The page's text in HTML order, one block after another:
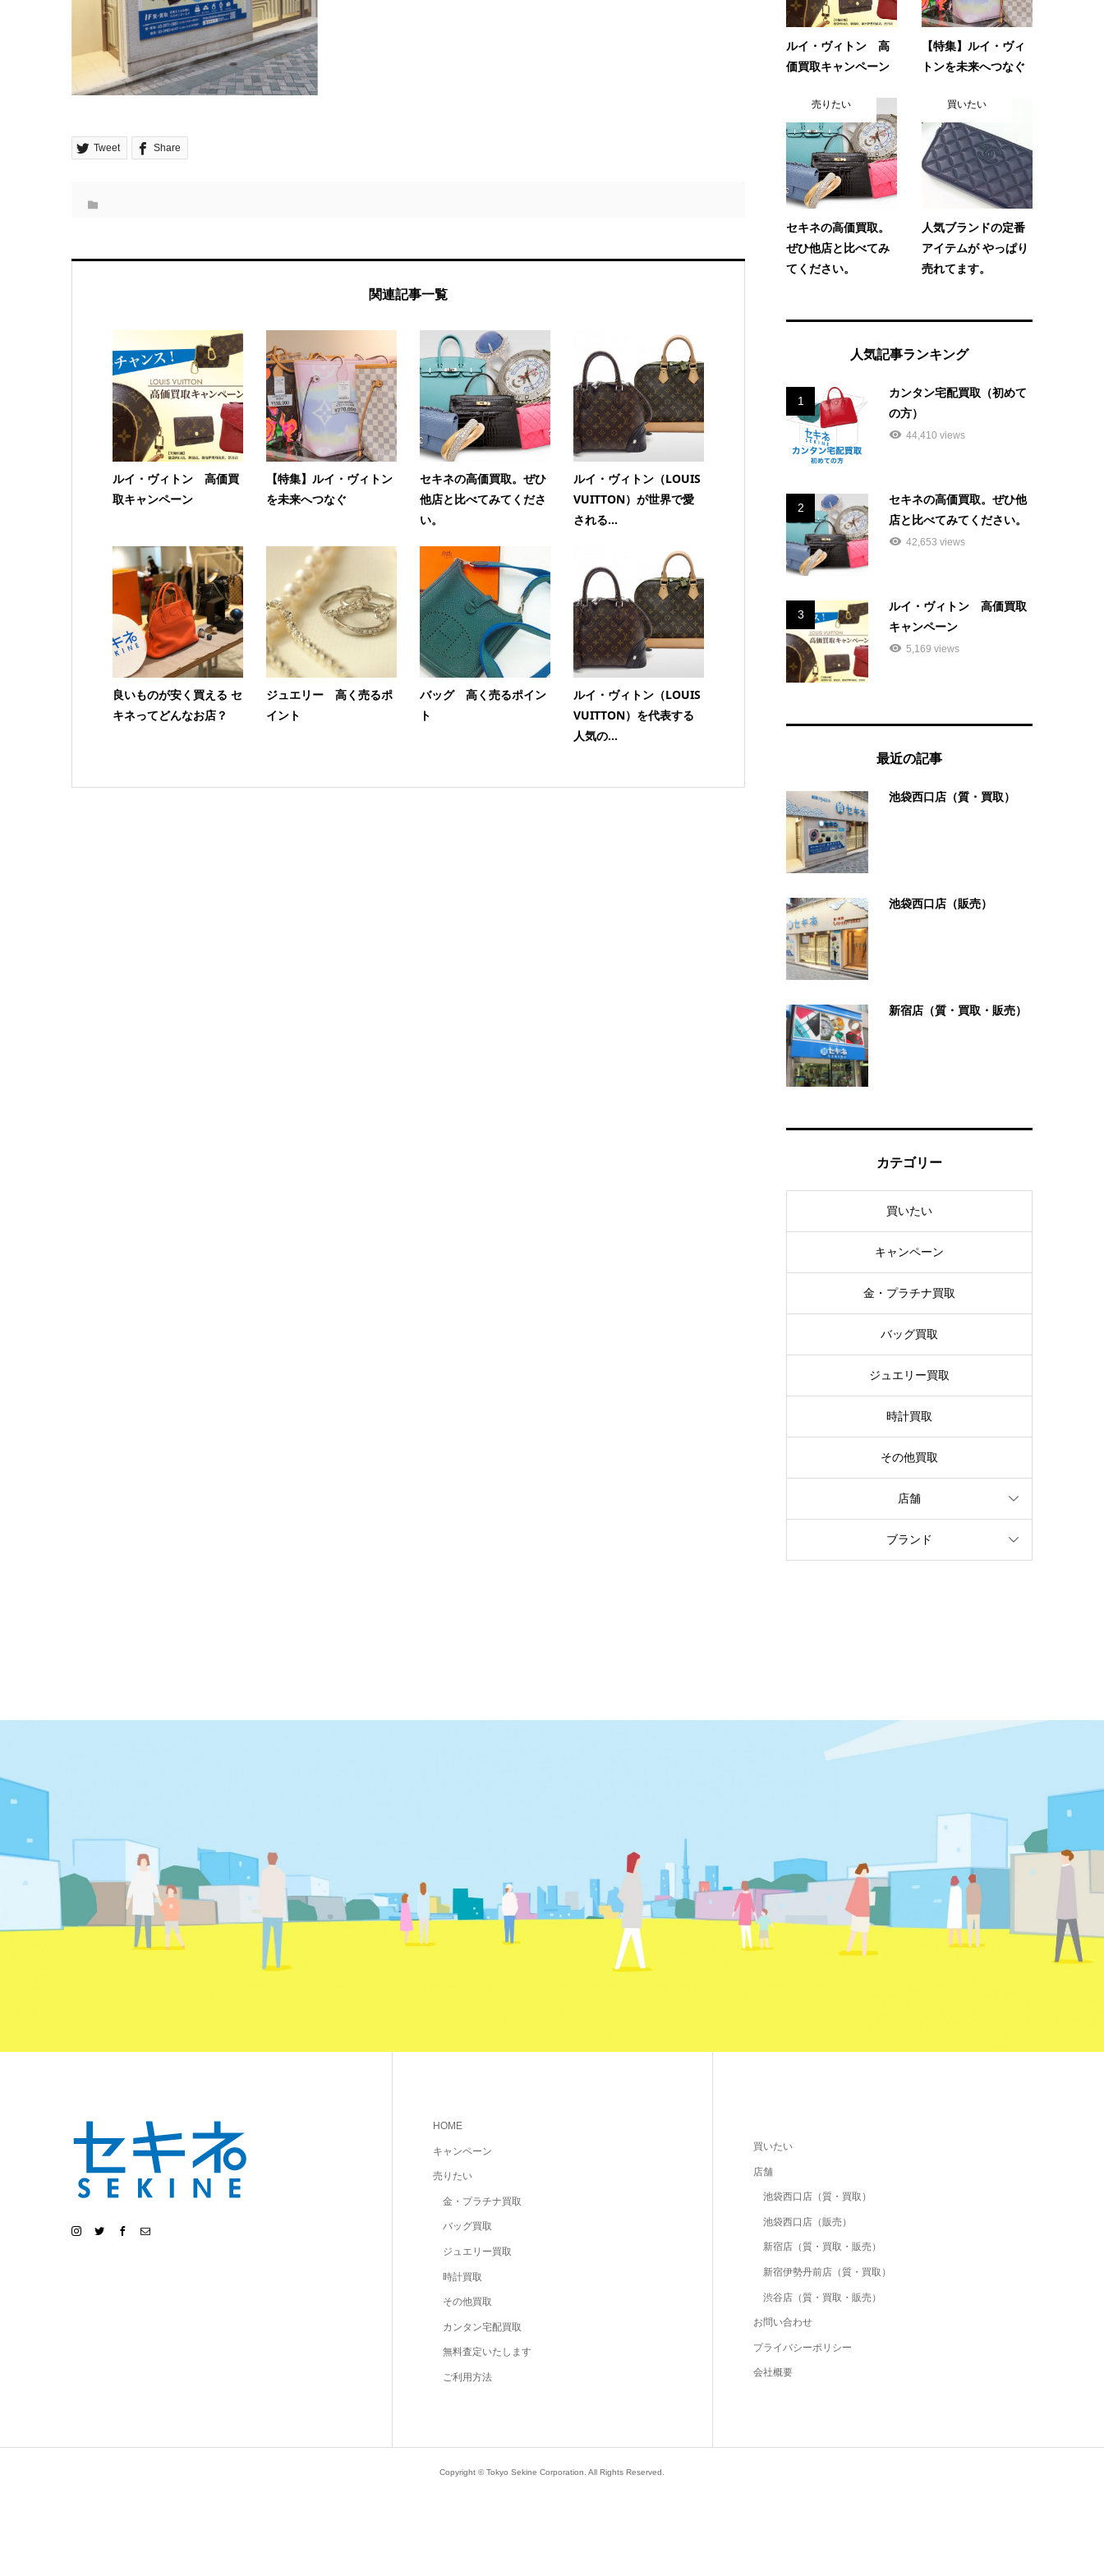
Tweet Share
関連記事一覧
ルイ・ヴィトン 高価買
取キャンペーン
【特集】ルイ・ヴィトン
を未来へつなぐ
セキネの高価買取。ぜひ
他店と比べてみてくださ
い。
ルイ・ヴィトン（LOUIS
VUITTON）が世界で愛
される...
良いものが安く買える セ
キネってどんなお店？
ジュエリー 高く売るポ
イント
バッグ 高く売るポイン
ト
ルイ・ヴィトン（LOUIS
VUITTON）を代表する
人気の...
ルイ・ヴィトン 高
価買取キャンペーン
【特集】ルイ・ヴィ
トンを未来へつなぐ
売りたい
セキネの高価買取。
ぜひ他店と比べてみ
てください。
買いたい
人気ブランドの定番
アイテムが やっぱり
売れてます。
人気記事ランキング
1
カンタン宅配買取（初めて
の方）
44,410 views
2
セキネの高価買取。ぜひ他
店と比べてみてください。
42,653 views
3
ルイ・ヴィトン 高価買取
キャンペーン
5,169 views
最近の記事
池袋西口店（質・買取）
池袋西口店（販売）
新宿店（質・買取・販売）
カテゴリー
買いたい
キャンペーン
金・プラチナ買取
バッグ買取
ジュエリー買取
時計買取
その他買取
店舗
ブランド
HOME
キャンペーン
売りたい
金・プラチナ買取
バッグ買取
ジュエリー買取
時計買取
その他買取
カンタン宅配買取
無料査定いたします
ご利用方法
買いたい
店舗
池袋西口店（質・買取）
池袋西口店（販売）
新宿店（質・買取・販売）
新宿伊勢丹前店（質・買取）
渋谷店（質・買取・販売）
お問い合わせ
プライバシーポリシー
会社概要
Copyright © Tokyo Sekine Corporation. All Rights Reserved.